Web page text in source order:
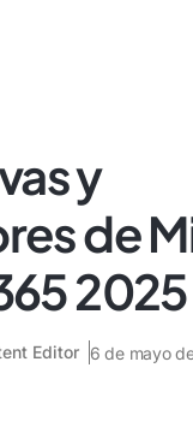
y
de
2025
Editor 6 de mayo